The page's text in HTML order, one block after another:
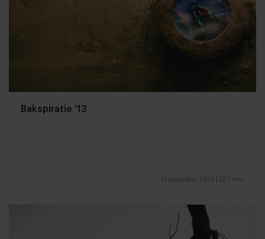
Bakspiratie '13
21 augustus 2013 1 min